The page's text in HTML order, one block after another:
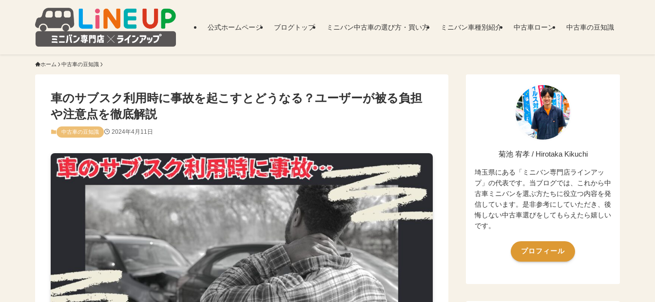
公式ホームページ ブログトップ ミニバン中古車の選び方・買い方 ミニバン車種別紹介 中古車ローン 中古車の豆知識
ホーム 中古車の豆知識
車のサブスク利用時に事故を起こすとどうなる？ユーザーが被る負担
や注意点を徹底解説
中古車の豆知識 2024年4月11日
菊池 宥孝 / Hirotaka Kikuchi
埼玉県にある「ミニバン専門店ラインアッ
プ」の代表です。当ブログでは、これから中
古車ミニバンを選ぶ方たちに役立つ内容を発
信しています。是非参考にしていただき、後
悔しない中古車選びをしてもらえたら嬉しい
です。
プロフィール